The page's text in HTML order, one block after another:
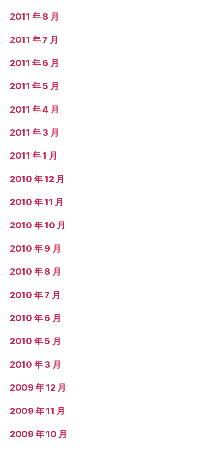
2011 年 8 月
2011 年 7 月
2011 年 6 月
2011 年 5 月
2011 年 4 月
2011 年 3 月
2011 年 1 月
2010 年 12 月
2010 年 11 月
2010 年 10 月
2010 年 9 月
2010 年 8 月
2010 年 7 月
2010 年 6 月
2010 年 5 月
2010 年 3 月
2009 年 12 月
2009 年 11 月
2009 年 10 月